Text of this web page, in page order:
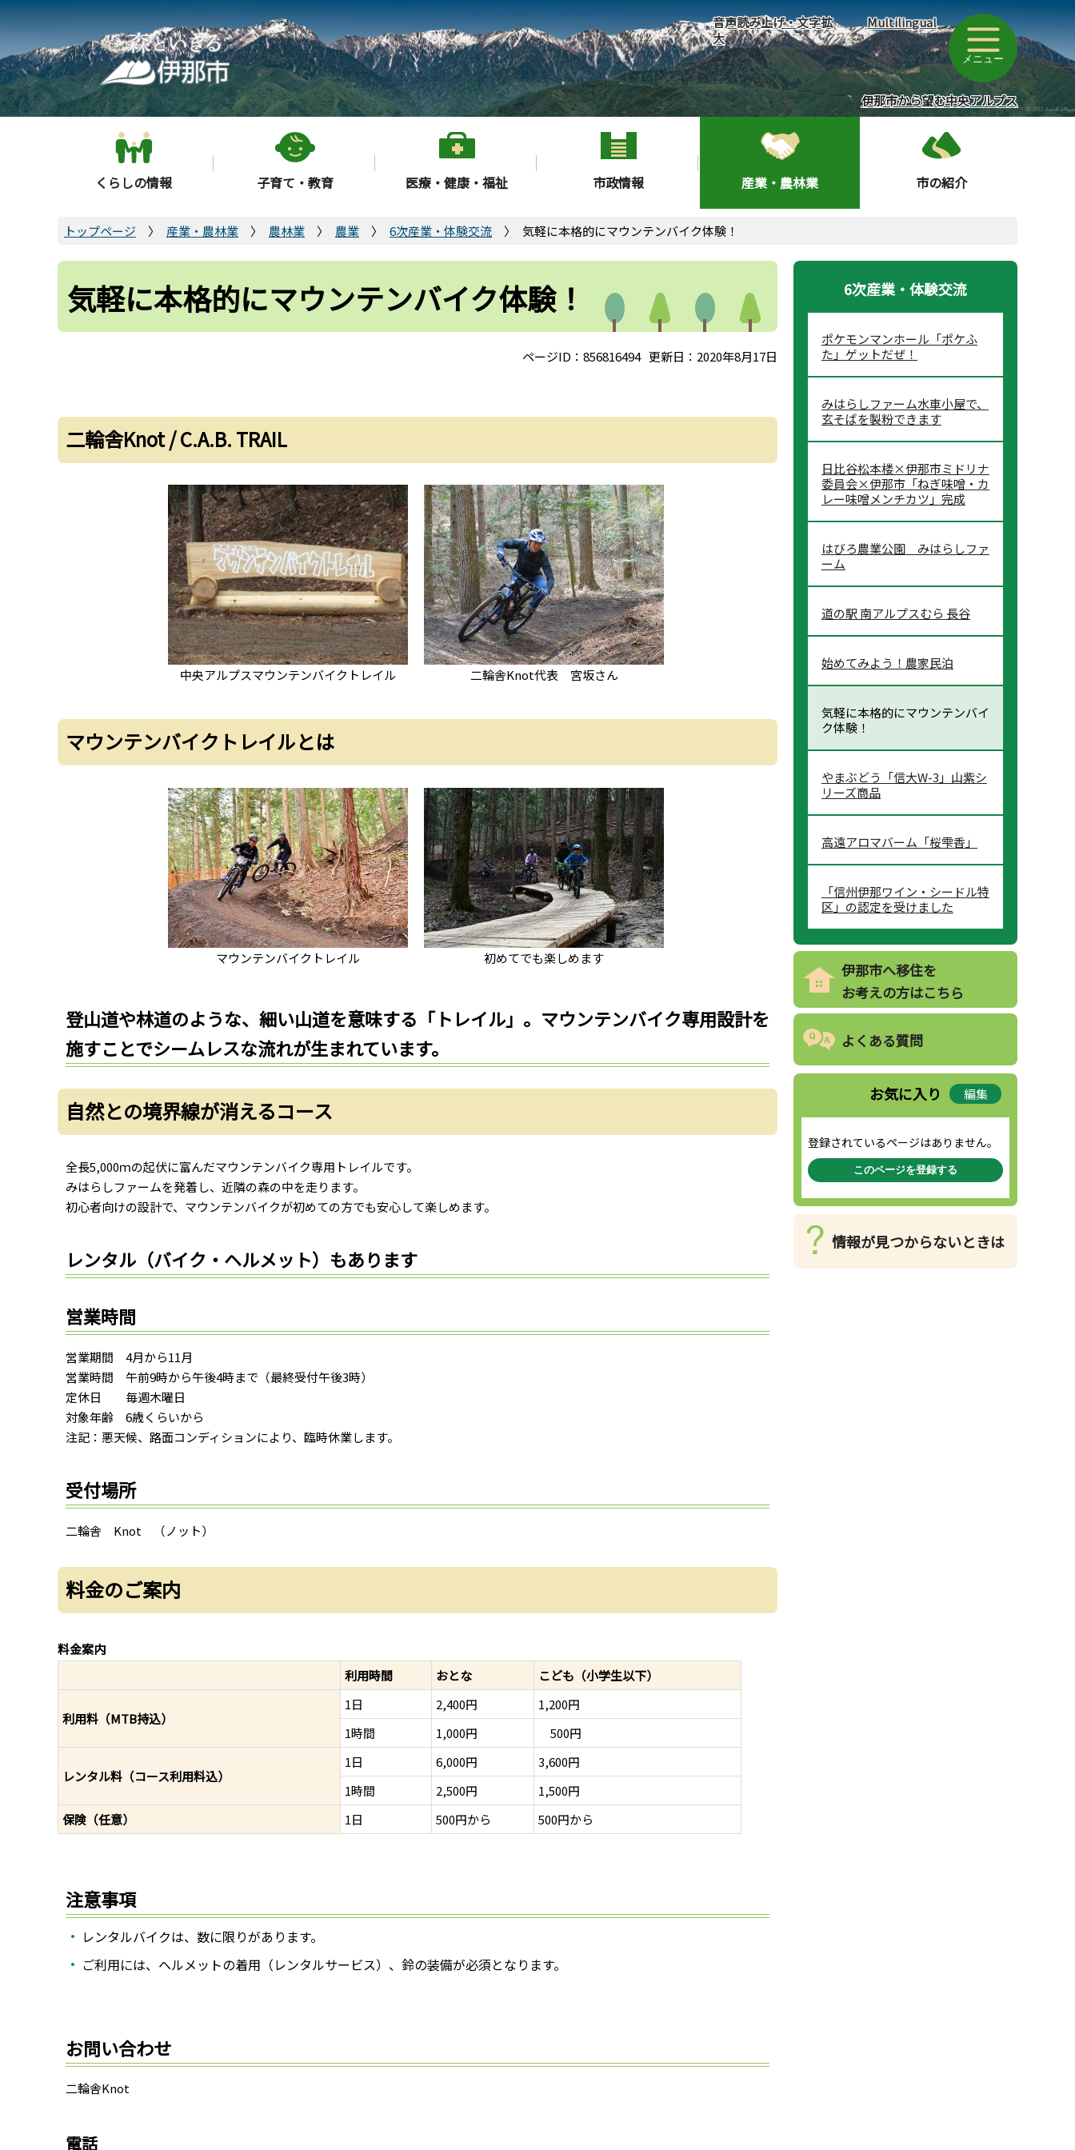
こ
の
ペ
ー
ジ
の
音声読み上げ・文字拡
大
Multilingual
メニュー
伊那市から望む中央アルプス
くらしの情報 子育て・教育 医療・健康・福祉 市政情報 産業・農林業 市の紹介
トップページ 産業・農林業 農林業 農業 6次産業・体験交流 気軽に本格的にマウンテンバイク体験！
気軽に本格的にマウンテンバイク体験！
ページID：856816494 更新日：2020年8月17日
二輪舎Knot / C.A.B. TRAIL
中央アルプスマウンテンバイクトレイル 二輪舎Knot代表 宮坂さん
マウンテンバイクトレイルとは
マウンテンバイクトレイル 初めてでも楽しめます
登山道や林道のような、細い山道を意味する「トレイル」。マウンテンバイク専用設計を
施すことでシームレスな流れが生まれています。
自然との境界線が消えるコース
全長5,000ｍの起伏に富んだマウンテンバイク専用トレイルです。
みはらしファームを発着し、近隣の森の中を走ります。
初心者向けの設計で、マウンテンバイクが初めての方でも安心して楽しめます。
レンタル（バイク・ヘルメット）もあります
営業時間
営業期間 4月から11月
営業時間 午前9時から午後4時まで（最終受付午後3時）
定休日 毎週木曜日
対象年齢 6歳くらいから
注記：悪天候、路面コンディションにより、臨時休業します。
受付場所
二輪舎 Knot （ノット）
料金のご案内
料金案内
利用時間
おとな こども（小学生以下）
利用料（MTB持込）
1日 2,400円
1,200円
1時間
1,000円 500円
レンタル料（コース利用料込）
1日 6,000円
3,600円
1時間
2,500円
1,500円
保険（任意）
1日 500円から 500円から
注意事項
レンタルバイクは、数に限りがあります。
ご利用には、ヘルメットの着用（レンタルサービス）、鈴の装備が必須となります。
お問い合わせ
二輪舎Knot
電話
6次産業・体験交流
ポケモンマンホール「ポケふ
た」ゲットだぜ！
みはらしファーム水車小屋で、
玄そばを製粉できます
日比谷松本楼×伊那市ミドリナ
委員会×伊那市「ねぎ味噌・カ
レー味噌メンチカツ」完成
はびろ農業公園 みはらしファ
ーム
道の駅 南アルプスむら 長谷
始めてみよう！農家民泊
気軽に本格的にマウンテンバイ
ク体験！
やまぶどう「信大W-3」山紫シ
リーズ商品
高遠アロマバーム「桜雫香」
「信州伊那ワイン・シードル特
区」の認定を受けました
伊那市へ移住を
お考えの方はこちら
よくある質問
お気に入り 編集
登録されているページはありません。
このページを登録する
情報が見つからないときは